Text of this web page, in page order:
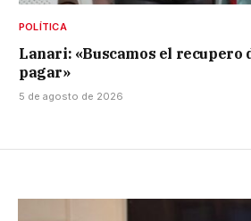
POLÍTICA
Lanari: «Buscamos el recupero
pagar»
5 de agosto de 2026